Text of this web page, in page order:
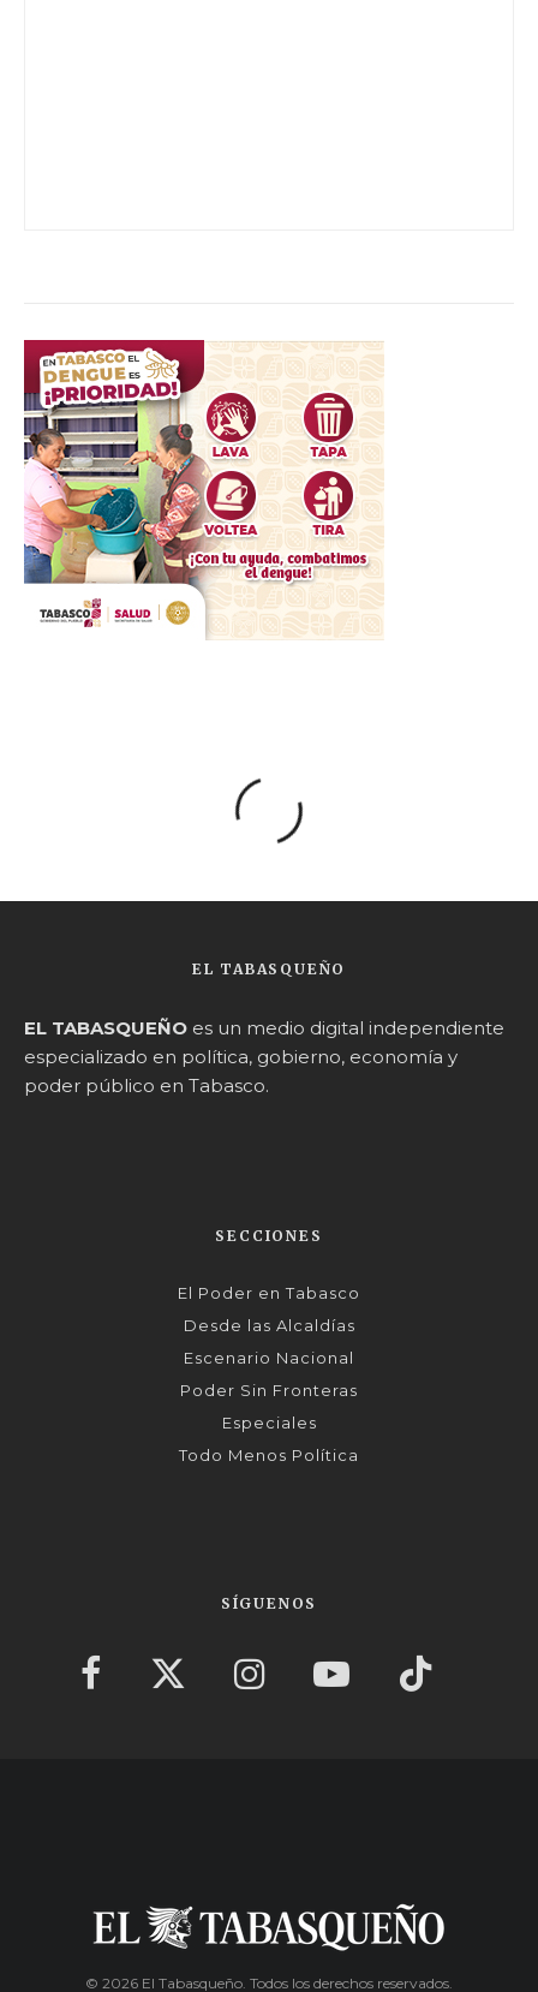
EL TABASQUEÑO
EL TABASQUEÑO es un medio digital independiente
especializado en política, gobierno, economía y
poder público en Tabasco.
SECCIONES
El Poder en Tabasco
Desde las Alcaldías
Escenario Nacional
Poder Sin Fronteras
Especiales
Todo Menos Política
SÍGUENOS
© 2026 El Tabasqueño. Todos los derechos reservados.